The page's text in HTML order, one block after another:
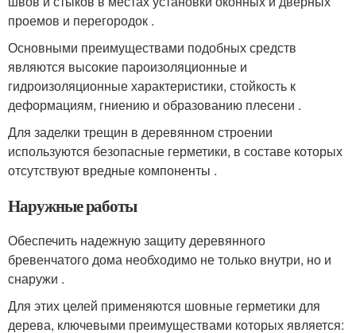
проемов и перегородок .
Основными преимуществами подобных средств
являются высокие пароизоляционные и
гидроизоляционные характеристики, стойкость к
деформациям, гниению и образованию плесени .
Для заделки трещин в деревянном строении
используются безопасные герметики, в составе которых
отсутствуют вредные компоненты .
Наружные работы
Обеспечить надежную защиту деревянного
бревенчатого дома необходимо не только внутри, но и
снаружи .
Для этих целей применяются шовные герметики для
дерева, ключевыми преимуществами которых является: